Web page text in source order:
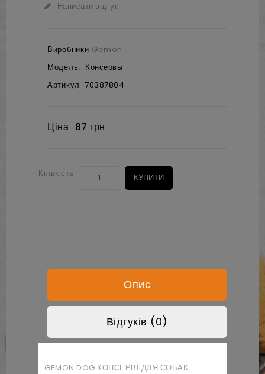
Написати відгук
Виробники Gemon
Модель: Консервы
Артикул 70387804
Ціна 87 грн
Кількість КУПИТИ
Опис
Відгуків (0)
GEMON DOG КОНСЕРВІ ДЛЯ СОБАК